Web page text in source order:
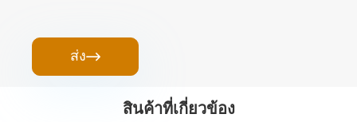
ส่ง
สินค้าที่เกี่ยวข้อง